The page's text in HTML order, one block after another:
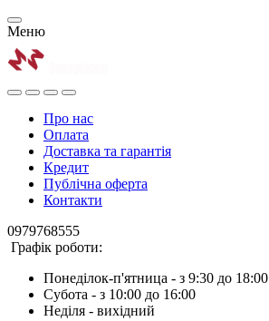
Меню
Про нас
Оплата
Доставка та гарантія
Кредит
Публічна оферта
Контакти
0979768555
Графік роботи:
Понеділок-п'ятница - з 9:30 до 18:00
Субота - з 10:00 до 16:00
Неділя - вихідний